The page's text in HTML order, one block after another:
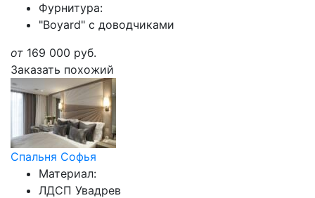
Фурнитура:
"Boyard" с доводчиками
от 169 000 руб.
Заказать похожий
Спальня Софья
Материал:
ЛДСП Увадрев